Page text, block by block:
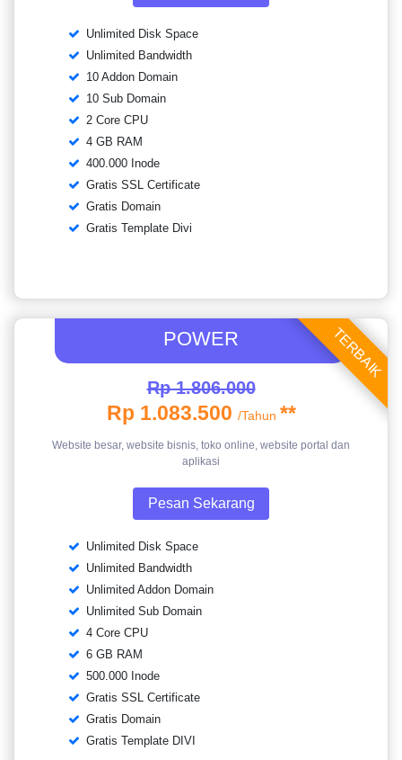
Unlimited Disk Space
Unlimited Bandwidth
10 Addon Domain
10 Sub Domain
2 Core CPU
4 GB RAM
400.000 Inode
Gratis SSL Certificate
Gratis Domain
Gratis Template Divi
TERBAIK
POWER
Rp 1.806.000
Rp 1.083.500 /Tahun **
Website besar, website bisnis, toko online, website portal dan
aplikasi
Pesan Sekarang
Unlimited Disk Space
Unlimited Bandwidth
Unlimited Addon Domain
Unlimited Sub Domain
4 Core CPU
6 GB RAM
500.000 Inode
Gratis SSL Certificate
Gratis Domain
Gratis Template DIVI